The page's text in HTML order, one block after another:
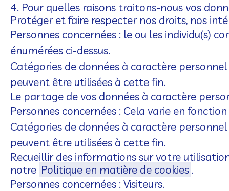
4. Pour quelles raisons traitons-nous vos
Protéger et faire respecter nos droits, nos
Personnes concernées : le ou les individu(s)
énumérées ci-dessus.
Catégories de données à caractère
peuvent être utilisées à cette fin.
Le partage de vos données à caractère
Personnes concernées : Cela varie en
Catégories de données à caractère
peuvent être utilisées à cette fin.
Recueillir des informations sur votre
notre Politique en matière de cookies.
Personnes concernées : Visiteurs.